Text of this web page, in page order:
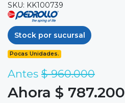
SKU: KK100739
Stock por sucursal
Pocas Unidades.
Antes $ 960.000
Ahora $ 787.200